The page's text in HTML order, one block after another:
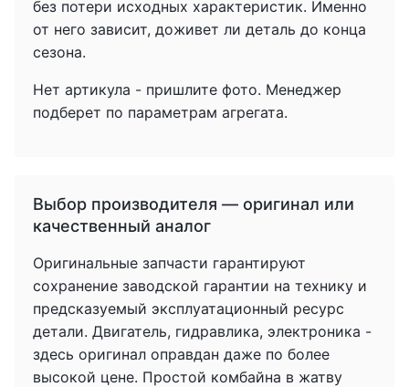
без потери исходных характеристик. Именно
от него зависит, доживет ли деталь до конца
сезона.
Нет артикула - пришлите фото. Менеджер
подберет по параметрам агрегата.
Выбор производителя — оригинал или
качественный аналог
Оригинальные запчасти гарантируют
сохранение заводской гарантии на технику и
предсказуемый эксплуатационный ресурс
детали. Двигатель, гидравлика, электроника -
здесь оригинал оправдан даже по более
высокой цене. Простой комбайна в жатву